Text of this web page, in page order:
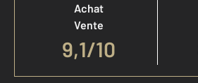
Achat
Vente
9,1/10